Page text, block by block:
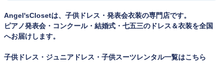
何よりお子様を輝かせます。レンタルなら、その時のジャストサイ
ズを遠慮なく選べるのが最大のメリット。胸囲・身丈の正しい測り
Angel'sClosetは、子供ドレス・発表会衣装の専門店です。
ピアノ発表会・コンクール・結婚式・七五三のドレス＆衣装を全国
へお届けします。
子供ドレス・ジュニアドレス・子供スーツレンタル一覧はこちら